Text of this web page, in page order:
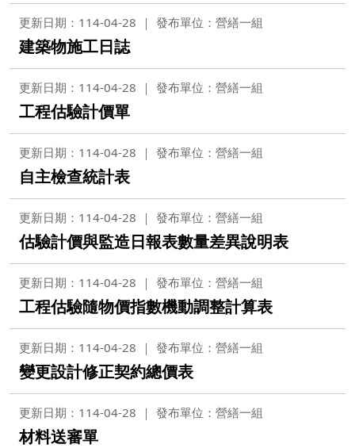
更新日期：114-04-28 發布單位：營繕一組
建築物施工日誌
更新日期：114-04-28 發布單位：營繕一組
工程估驗計價單
更新日期：114-04-28 發布單位：營繕一組
自主檢查統計表
更新日期：114-04-28 發布單位：營繕一組
估驗計價與監造日報表數量差異說明表
更新日期：114-04-28 發布單位：營繕一組
工程估驗隨物價指數機動調整計算表
更新日期：114-04-28 發布單位：營繕一組
變更設計修正契約總價表
更新日期：114-04-28 發布單位：營繕一組
材料送審單